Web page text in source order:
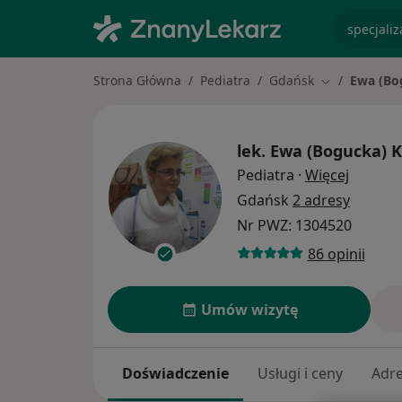
Strona Główna Pediatra Gdańsk Zmień miasto
Ewa
lek. Ewa (Bogucka)
Pediatra · Więcej
Gdańsk 2 adresy
Nr PWZ: 1304520
86 opinii
Umów wizytę
Doświadczenie Usługi i ceny